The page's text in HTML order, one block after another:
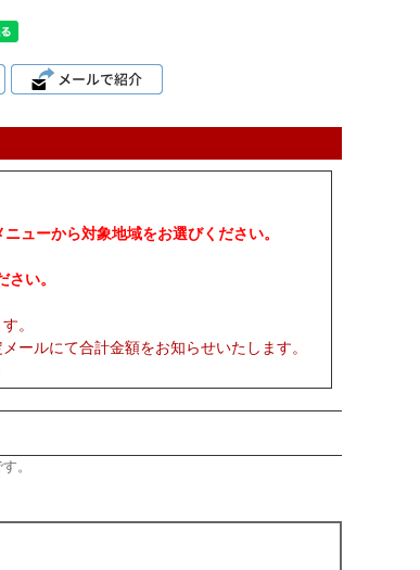
ューから対象地域をお選びください。
い。
。
ールにて合計金額をお知らせいたします。
。